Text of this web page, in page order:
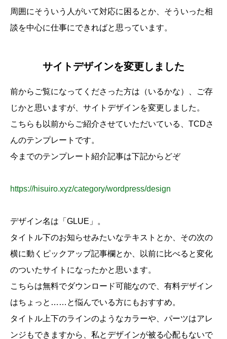
周囲にそういう人がいて対応に困るとか、そういった相
談を中心に仕事にできればと思っています。
サイトデザインを変更しました
前からご覧になってくださった方は（いるかな）、ご存
じかと思いますが、サイトデザインを変更しました。
こちらも以前からご紹介させていただいている、TCDさ
んのテンプレートです。
今までのテンプレート紹介記事は下記からどぞ
https://hisuiro.xyz/category/wordpress/design
デザイン名は「GLUE」。
タイトル下のお知らせみたいなテキストとか、その次の
横に動くピックアップ記事欄とか、以前に比べると変化
のついたサイトになったかと思います。
こちらは無料でダウンロード可能なので、有料デザイン
はちょっと……と悩んでいる方にもおすすめ。
タイトル上下のラインのようなカラーや、パーツはアレ
ンジもできますから、私とデザインが被る心配もないで